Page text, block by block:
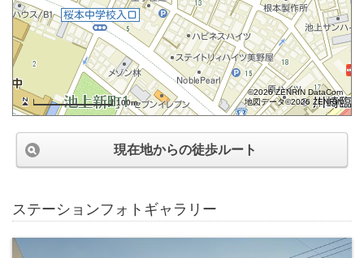
100m
©2026 ZENRIN DataCom
地図データ©2026 ZENRIN
現在地からの徒歩ルート
ステーションフォトギャラリー